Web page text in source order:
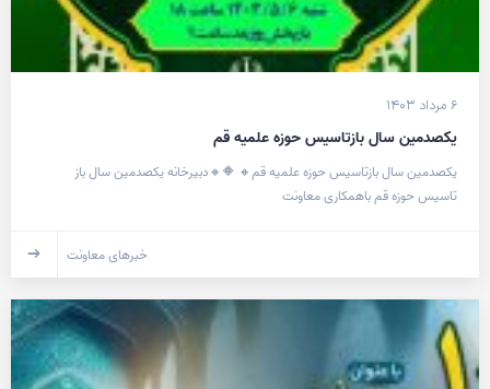
۶ مرداد ۱۴۰۳
یکصدمین سال بازتاسیس حوزه علمیه قم
یکصدمین سال بازتاسیس حوزه علمیه قم🔸 🔶🔸دبیرخانه یکصدمین سال باز
تاسیس حوزه قم باهمکاری معاونت
خبرهای معاونت